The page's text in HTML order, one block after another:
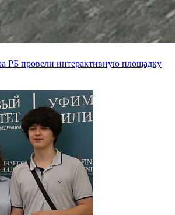
РБ провели интерактивную площадку